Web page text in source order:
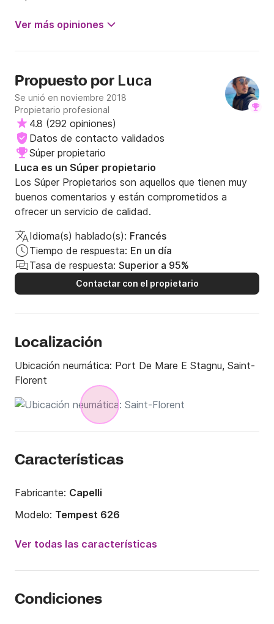
Ver más opiniones
Propuesto por Luca
Se unió en noviembre 2018
Propietario profesional
4.8 (292 opiniones)
Datos de contacto validados
Súper propietario
Luca es un Súper propietario
Los Súper Propietarios son aquellos que tienen muy
buenos comentarios y están comprometidos a
ofrecer un servicio de calidad.
Idioma(s) hablado(s): Francés
Tiempo de respuesta: En un día
Tasa de respuesta: Superior a 95%
Contactar con el propietario
Localización
Ubicación neumática: Port De Mare E Stagnu, Saint-
Florent
Características
Fabricante: Capelli
Modelo: Tempest 626
150CV
Capacidad a bordo:
Ver todas las características
Condiciones